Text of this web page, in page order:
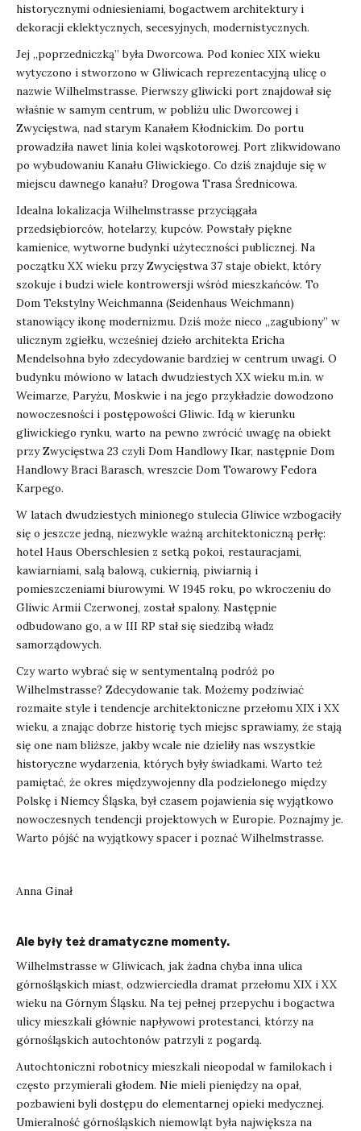
historycznymi odniesieniami, bogactwem architektury i
dekoracji eklektycznych, secesyjnych, modernistycznych.
Jej „poprzedniczką” była Dworcowa. Pod koniec XIX wieku
wytyczono i stworzono w Gliwicach reprezentacyjną ulicę o
nazwie Wilhelmstrasse. Pierwszy gliwicki port znajdował się
właśnie w samym centrum, w pobliżu ulic Dworcowej i
Zwycięstwa, nad starym Kanałem Kłodnickim. Do portu
prowadziła nawet linia kolei wąskotorowej. Port zlikwidowano
po wybudowaniu Kanału Gliwickiego. Co dziś znajduje się w
miejscu dawnego kanału? Drogowa Trasa Średnicowa.
Idealna lokalizacja Wilhelmstrasse przyciągała
przedsiębiorców, hotelarzy, kupców. Powstały piękne
kamienice, wytworne budynki użyteczności publicznej. Na
początku XX wieku przy Zwycięstwa 37 staje obiekt, który
szokuje i budzi wiele kontrowersji wśród mieszkańców. To
Dom Tekstylny Weichmanna (Seidenhaus Weichmann)
stanowiący ikonę modernizmu. Dziś może nieco „zagubiony” w
ulicznym zgiełku, wcześniej dzieło architekta Ericha
Mendelsohna było zdecydowanie bardziej w centrum uwagi. O
budynku mówiono w latach dwudziestych XX wieku m.in. w
Weimarze, Paryżu, Moskwie i na jego przykładzie dowodzono
nowoczesności i postępowości Gliwic. Idą w kierunku
gliwickiego rynku, warto na pewno zwrócić uwagę na obiekt
przy Zwycięstwa 23 czyli Dom Handlowy Ikar, następnie Dom
Handlowy Braci Barasch, wreszcie Dom Towarowy Fedora
Karpego.
W latach dwudziestych minionego stulecia Gliwice wzbogaciły
się o jeszcze jedną, niezwykle ważną architektoniczną perłę:
hotel Haus Oberschlesien z setką pokoi, restauracjami,
kawiarniami, salą balową, cukiernią, piwiarnią i
pomieszczeniami biurowymi. W 1945 roku, po wkroczeniu do
Gliwic Armii Czerwonej, został spalony. Następnie
odbudowano go, a w III RP stał się siedzibą władz
samorządowych.
Czy warto wybrać się w sentymentalną podróż po
Wilhelmstrasse? Zdecydowanie tak. Możemy podziwiać
rozmaite style i tendencje architektoniczne przełomu XIX i XX
wieku, a znając dobrze historię tych miejsc sprawiamy, że stają
się one nam bliższe, jakby wcale nie dzieliły nas wszystkie
historyczne wydarzenia, których były świadkami. Warto też
pamiętać, że okres międzywojenny dla podzielonego między
Polskę i Niemcy Śląska, był czasem pojawienia się wyjątkowo
nowoczesnych tendencji projektowych w Europie. Poznajmy je.
Warto pójść na wyjątkowy spacer i poznać Wilhelmstrasse.
Anna Ginał
Ale były też dramatyczne momenty.
Wilhelmstrasse w Gliwicach, jak żadna chyba inna ulica
górnośląskich miast, odzwierciedla dramat przełomu XIX i XX
wieku na Górnym Śląsku. Na tej pełnej przepychu i bogactwa
ulicy mieszkali głównie napływowi protestanci, którzy na
górnośląskich autochtonów patrzyli z pogardą.
Autochtoniczni robotnicy mieszkali nieopodal w familokach i
często przymierali głodem. Nie mieli pieniędzy na opał,
pozbawieni byli dostępu do elementarnej opieki medycznej.
Umieralność górnośląskich niemowląt była największa na